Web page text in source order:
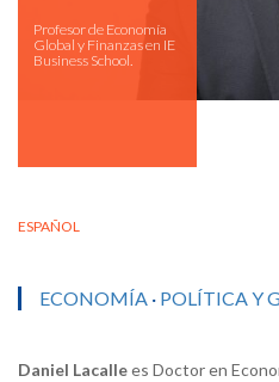
Profesor de Economía
Global y Finanzas en IE
Business School.
ESPAÑOL
ECONOMÍA · POLÍTICA Y
Daniel Lacallees Doctor en